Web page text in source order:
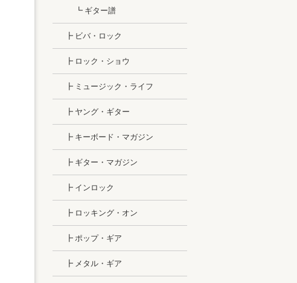
┗ ギター譜
┣ ビバ・ロック
┣ ロック・ショウ
┣ ミュージック・ライフ
┣ ヤング・ギター
┣ キーボード・マガジン
┣ ギター・マガジン
┣ インロック
┣ ロッキング・オン
┣ ポップ・ギア
┣ メタル・ギア